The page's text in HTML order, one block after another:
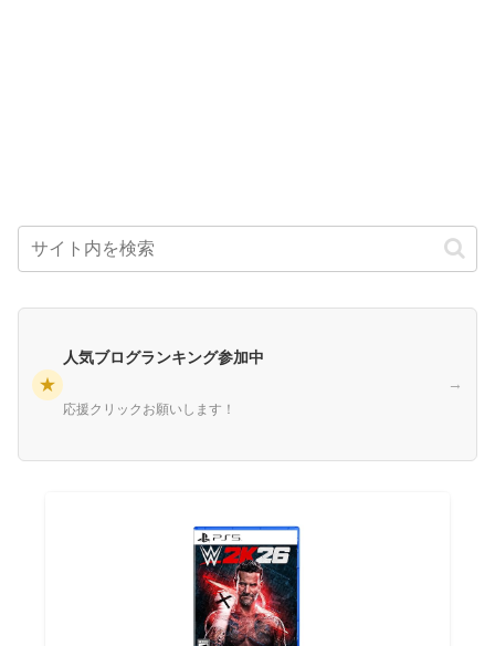
★
人気ブログランキング参加中
応援クリックお願いします！
→